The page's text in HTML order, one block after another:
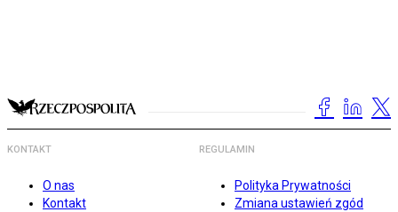
KONTAKT
O nas
Kontakt
REGULAMIN
Polityka Prywatności
Zmiana ustawień zgód